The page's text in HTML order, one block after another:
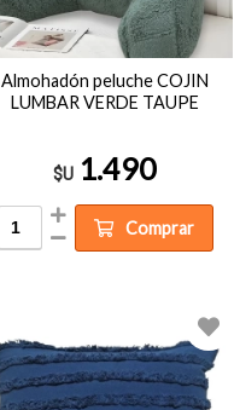
Almohadón peluche COJIN
LUMBAR VERDE TAUPE
$U 1.490
Comprar